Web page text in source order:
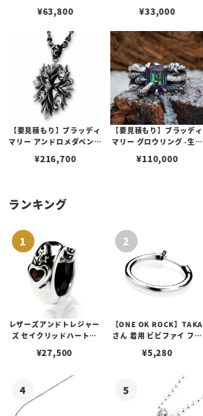
¥63,800 ¥33,000
【要見積もり】ブラッディ
マリー アンドロメダペンダ
¥216,700
【要見積もり】ブラッディ
マリー グロウリング -生え
ズ
¥110,000
ランキング
レザーズアンドトレジャー
ズ セイクリッドハートピ
¥27,500
【ONE OK ROCK】TAKA
さん 着用 ビビファイ フー
¥5,280